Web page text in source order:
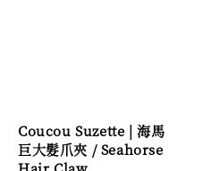
Coucou Suzette | 海馬
巨大髮爪夾 / Seahorse